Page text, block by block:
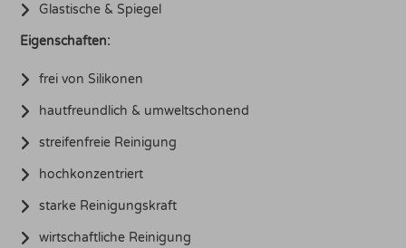
Glastische & Spiegel
Eigenschaften:
frei von Silikonen
hautfreundlich & umweltschonend
streifenfreie Reinigung
hochkonzentriert
starke Reinigungskraft
wirtschaftliche Reinigung